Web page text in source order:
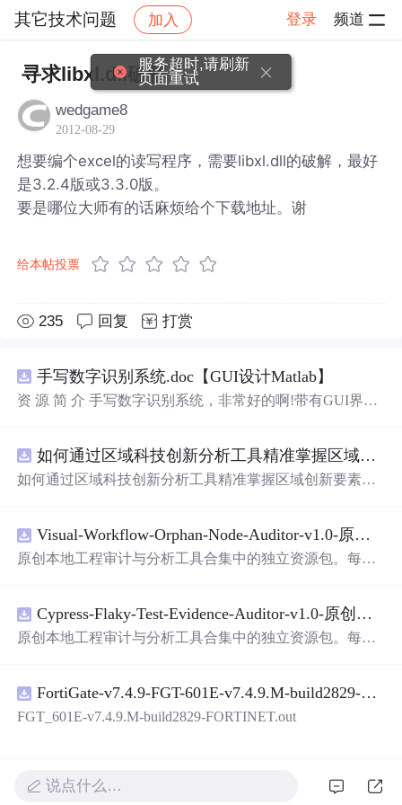
其它技术问题 加入 登录 频道
社区 其它技术问题 帖子详情
寻求libxl.dll破解
wedgame8
2012-08-29
想要编个excel的读写程序，需要libxl.dll的破解，最好
是3.2.4版或3.3.0版。
要是哪位大师有的话麻烦给个下载地址。谢
给本帖投票
235 回复 打赏
手写数字识别系统.doc【GUI设计Matlab】
资 源 简 介 手写数字识别系统，非常好的啊!带有GUI界
带有直观的图形用户界面（GUI），非常容易使用。你只
需要将手写数字输入系统，它将立即给出准确的识别结
是一个非常方便和实用的工具，你一定会喜欢它的！
如何通过区域科技创新分析工具精准掌握区域创新要素分布与产业链融合现状？.docx
如何通过区域科技创新分析工具精准掌握区域创新要素分
Visual-Workflow-Orphan-Node-Auditor-v1.0-原创源码与文档.zip
原创本地工程审计与分析工具合集中的独立资源包。每个
README、运行说明、功能清单、MIT License及原创与授
权声明。解压后进入project目录，执行npm test验证算法，
目源码、Logo、官方截图、论文、生产日志或其他受限素
材。适合前端开发、AI应用工程、测试审计和课程实践。
Cypress-Flaky-Test-Evidence-Auditor-v1.0-原创源码与文档.zip
原创本地工程审计与分析工具合集中的独立资源包。每个
README、运行说明、功能清单、MIT License及原创与授
权声明。解压后进入project目录，执行npm test验证算法，
材。适合前端开发、AI应用工程、测试审计和课程实践。
FortiGate-v7.4.9-FGT-601E-v7.4.9.M-build2829-FORTINET.out
FGT_601E-v7.4.9.M-build2829-FORTINET.out
说点什么…
服务超时,请刷新
页面重试